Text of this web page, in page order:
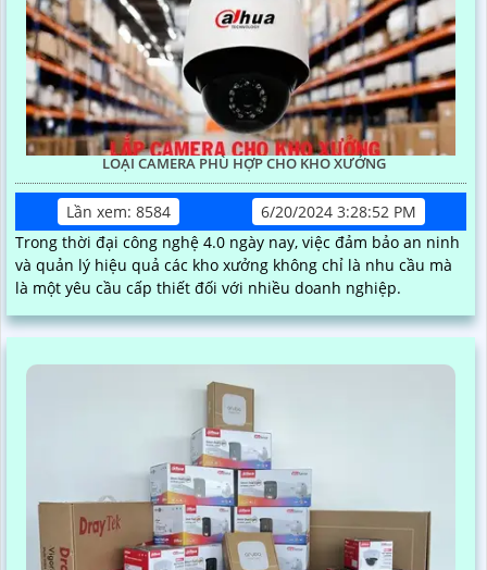
LOẠI CAMERA PHÙ HỢP CHO KHO XƯỞNG
Lần xem: 8584
6/20/2024 3:28:52 PM
Trong thời đại công nghệ 4.0 ngày nay, việc đảm bảo an ninh
và quản lý hiệu quả các kho xưởng không chỉ là nhu cầu mà
là một yêu cầu cấp thiết đối với nhiều doanh nghiệp.